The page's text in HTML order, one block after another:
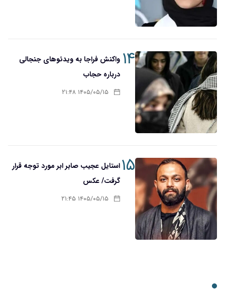
۱۴ واکنش فراجا به ویدئوهای جنجالی
درباره حجاب
۱۴۰۵/۰۵/۱۵ ۲۱:۴۸
۱۵استایل عجیب صابر ابر مورد توجه قرار
گرفت/ عکس
۱۴۰۵/۰۵/۱۵ ۲۱:۴۵